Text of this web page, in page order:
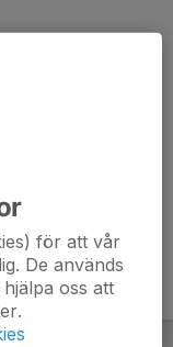
för att vår
De används
oss att